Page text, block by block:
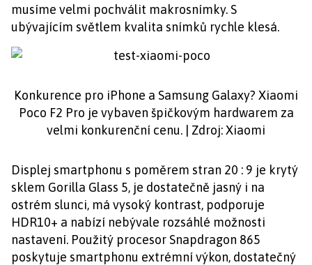
musíme velmi pochválit makrosnímky. S
ubývajícím světlem kvalita snímků rychle klesá.
Konkurence pro iPhone a Samsung Galaxy? Xiaomi
Poco F2 Pro je vybaven špičkovým hardwarem za
velmi konkurenční cenu. | Zdroj: Xiaomi
Displej smartphonu s poměrem stran 20 : 9 je krytý
sklem Gorilla Glass 5, je dostatečně jasný i na
ostrém slunci, má vysoký kontrast, podporuje
HDR10+ a nabízí nebývale rozsáhlé možnosti
nastavení. Použitý procesor Snapdragon 865
poskytuje smartphonu extrémní výkon, dostatečný